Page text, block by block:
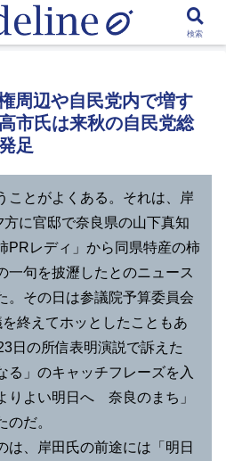
by Toshikawa Takao
周辺や自民党内で増す
市氏は来秋の自民党総
足
ことがよくある。それは、岸
に官邸で奈良県の山下真知
PRレディ」から同県特産の柿
一句を披瀝したとのニュース
。その日は参議院予算委員会
終えてホッとしたこともあ
日の所信表明演説で訴えた
る」のキャッチフレーズを入
よい明日へ 奈良のまち」
のだ。
、岸田氏の前途には「明日
検索